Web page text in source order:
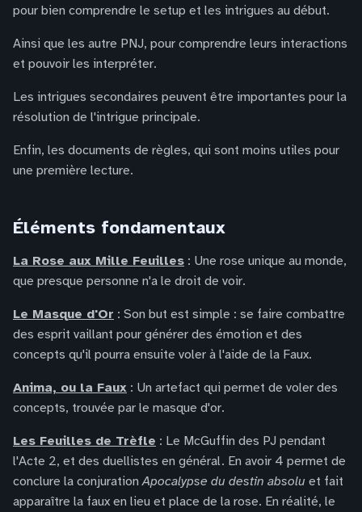
pour bien comprendre le setup et les intrigues au début.
Ainsi que les autre PNJ, pour comprendre leurs interactions
et pouvoir les interpréter.
Les intrigues secondaires peuvent être importantes pour la
résolution de l'intrigue principale.
Enfin, les documents de règles, qui sont moins utiles pour
une première lecture.
Éléments fondamentaux
La Rose aux Mille Feuilles : Une rose unique au monde,
que presque personne n'a le droit de voir.
Le Masque d'Or : Son but est simple : se faire combattre
des esprit vaillant pour générer des émotion et des
concepts qu'il pourra ensuite voler à l'aide de la Faux.
Anima, ou la Faux : Un artefact qui permet de voler des
concepts, trouvée par le masque d'or.
Les Feuilles de Trèfle : Le McGuffin des PJ pendant
l'Acte 2, et des duellistes en général. En avoir 4 permet de
conclure la conjurationApocalypse du destin absolu et fait
apparaître la faux en lieu et place de la rose. En réalité, le